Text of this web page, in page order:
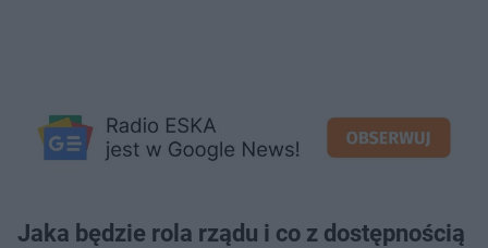
Jaka będzie rola rządu i co z dostępnością